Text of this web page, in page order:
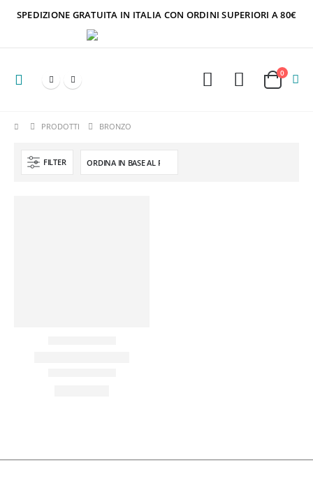
SPEDIZIONE GRATUITA IN ITALIA CON ORDINI SUPERIORI A 80€
0
PRODOTTI BRONZO
FILTER